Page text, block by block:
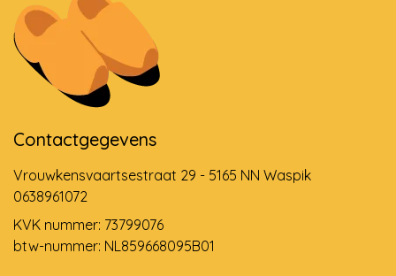
Contactgegevens
Vrouwkensvaartsestraat 29 - 5165 NN Waspik
0638961072
KVK nummer: 73799076
btw-nummer: NL859668095B01